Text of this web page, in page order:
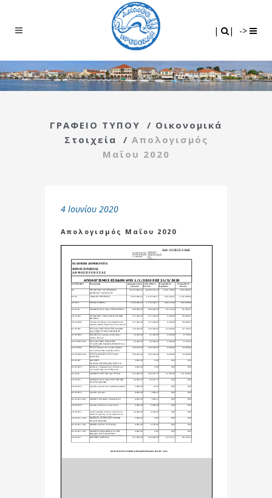
| | ->
ΓΡΑΦΕΙΟ ΤΥΠΟΥ / Οικονομικά
Στοιχεία
/ Απολογισμός
Μαΐου 2020
4 Ιουνίου 2020
Απολογισμός Μαΐου 2020